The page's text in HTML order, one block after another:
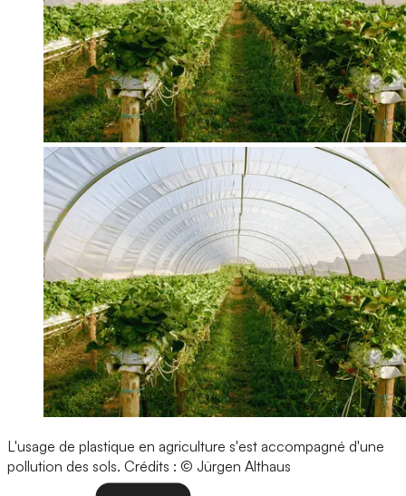
L'usage de plastique en agriculture s'est accompagné d'une
pollution des sols. Crédits : © Jürgen Althaus